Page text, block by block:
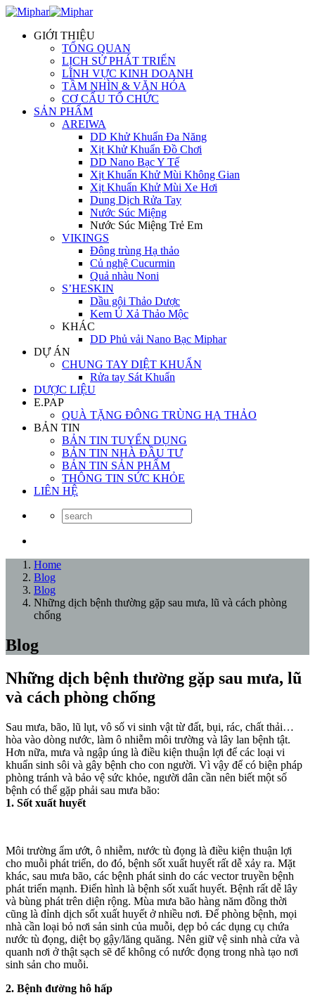
GIỚI THIỆU
TỔNG QUAN
LỊCH SỬ PHÁT TRIỂN
LĨNH VỰC KINH DOANH
TẦM NHÌN & VĂN HÓA
CƠ CẤU TỔ CHỨC
SẢN PHẨM
AREIWA
DD Khử Khuẩn Đa Năng
Xịt Khử Khuẩn Đồ Chơi
DD Nano Bạc Y Tế
Xịt Khuẩn Khử Mùi Không Gian
Xịt Khuẩn Khử Mùi Xe Hơi
Dung Dịch Rửa Tay
Nước Súc Miệng
Nước Súc Miệng Trẻ Em
VIKINGS
Đông trùng Hạ thảo
Củ nghệ Cucurmin
Quả nhàu Noni
S’HESKIN
Dầu gội Thảo Dược
Kem Ủ Xả Thảo Mộc
KHÁC
DD Phủ vải Nano Bạc Miphar
DỰ ÁN
CHUNG TAY DIỆT KHUẨN
Rửa tay Sát Khuẩn
DƯỢC LIỆU
E.PAP
QUÀ TẶNG ĐÔNG TRÙNG HẠ THẢO
BẢN TIN
BẢN TIN TUYỂN DỤNG
BẢN TIN NHÀ ĐẦU TƯ
BẢN TIN SẢN PHẨM
THÔNG TIN SỨC KHỎE
LIÊN HỆ
Home
Blog
Blog
Những dịch bệnh thường gặp sau mưa, lũ và cách phòng
chống
Blog
Những dịch bệnh thường gặp sau mưa, lũ
và cách phòng chống
Sau mưa, bão, lũ lụt, vô số vi sinh vật từ đất, bụi, rác, chất thải…
hòa vào dòng nước, làm ô nhiễm môi trường và lây lan bệnh tật.
Hơn nữa, mưa và ngập úng là điều kiện thuận lợi để các loại vi
khuẩn sinh sôi và gây bệnh cho con người. Vì vậy để có biện pháp
phòng tránh và bảo vệ sức khỏe, người dân cần nên biết một số
bệnh có thể gặp phải sau mưa bão:
1. Sốt xuất huyết
Môi trường ẩm ướt, ô nhiễm, nước tù đọng là điều kiện thuận lợi
cho muỗi phát triển, do đó, bệnh sốt xuất huyết rất dễ xảy ra. Mặt
khác, sau mưa bão, các bệnh phát sinh do các vector truyền bệnh
phát triển mạnh. Điển hình là bệnh sốt xuất huyết. Bệnh rất dễ lây
và bùng phát trên diện rộng. Mùa mưa bão hàng năm đồng thời
cũng là đỉnh dịch sốt xuất huyết ở nhiều nơi. Để phòng bệnh, mọi
nhà cần loại bỏ nơi sản sinh của muỗi, dẹp bỏ các dụng cụ chứa
nước tù đọng, diệt bọ gậy/lăng quăng. Nên giữ vệ sinh nhà cửa và
quanh nơi ở thật sạch sẽ để không có nước đọng trong nhà tạo nơi
sinh sản cho muỗi.
2. Bệnh đường hô hấp